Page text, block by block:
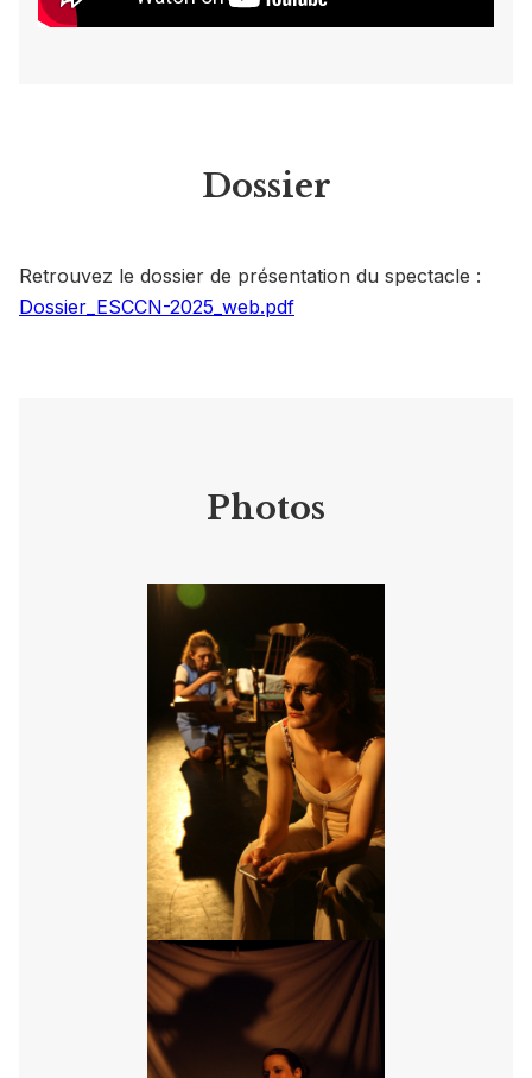
Dossier
Retrouvez le dossier de présentation du spectacle :
Dossier_ESCCN-2025_web.pdf
Photos